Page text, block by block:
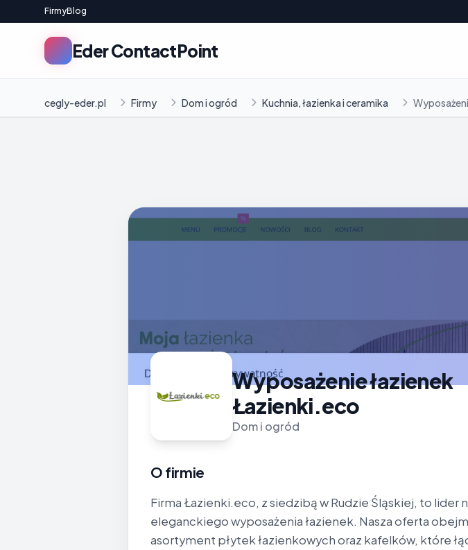
FirmyBlog
Eder ContactPoint
cegly-eder.pl Firmy Dom i ogród Kuchnia, łazienka i ceramika
Wyposażenie łazienek
Łazienki.eco
Dom i ogród
O firmie
Firma Łazienki.eco, z siedzibą w Rudzie Śląskiej, to lider
eleganckiego wyposażenia łazienek. Nasza oferta
asortyment płytek łazienkowych oraz kafelków, które